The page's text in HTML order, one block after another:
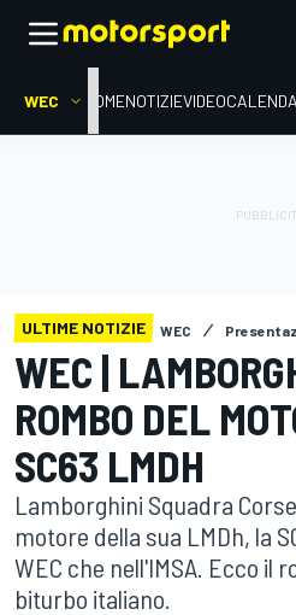
WEC HOMENOTIZIEVIDEO
ULTIME NOTIZIE WEC
WEC |
ROMBO DEL
SC63 LMDH
Lamborghini Squadra
motore della sua LMDh, la
WEC che nell'IMSA. Ecco il
biturbo italiano.